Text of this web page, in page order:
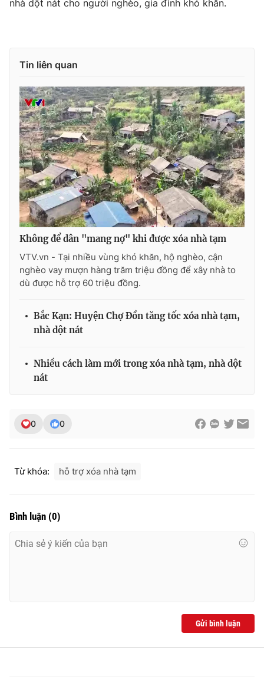
nhà dột nát cho người nghèo, gia đình khó khăn.
Tin liên quan
Không để dân "mang nợ" khi được xóa nhà tạm
VTV.vn - Tại nhiều vùng khó khăn, hộ nghèo, cận
nghèo vay mượn hàng trăm triệu đồng để xây nhà to
dù được hỗ trợ 60 triệu đồng.
Bắc Kạn: Huyện Chợ Đồn tăng tốc xóa nhà tạm,
nhà dột nát
Nhiều cách làm mới trong xóa nhà tạm, nhà dột
nát
0 0
Từ khóa: hỗ trợ xóa nhà tạm
Bình luận (0)
Gửi bình luận